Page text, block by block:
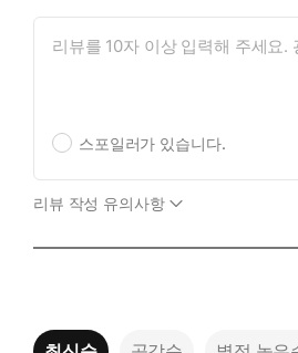
스포일러가 있습니다.
리뷰 작성 유의사항